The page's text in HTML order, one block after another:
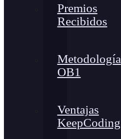
Premios
Recibidos
Metodología
OB1
Ventajas
KeepCoding